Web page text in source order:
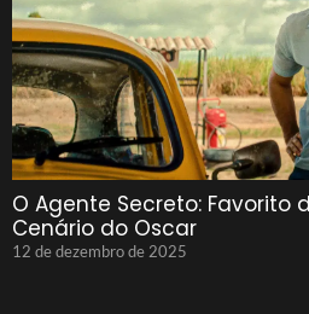
O Agente Secreto: Favorito
Cenário do Oscar
12 de dezembro de 2025